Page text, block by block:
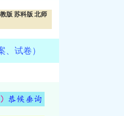
版 苏科版 北师
试卷）